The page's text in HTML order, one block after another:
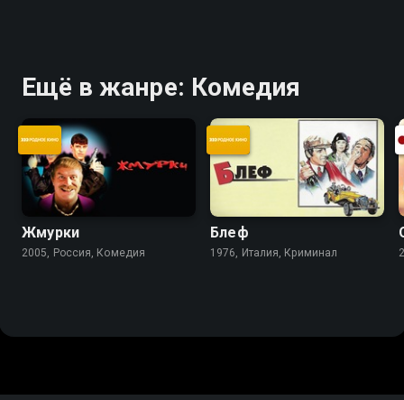
Ещё в жанре: Комедия
Жмурки
2005, Россия, Комедия
Блеф
1976, Италия, Криминал